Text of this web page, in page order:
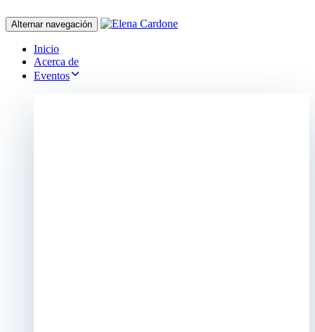
Alternar navegación
Inicio
Acerca de
Eventos